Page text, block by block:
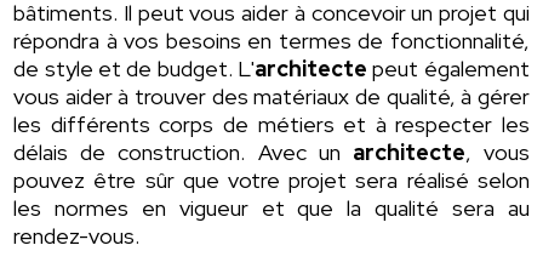
bâtiments. Il peut vous aider à concevoir un projet qui
répondra à vos besoins en termes de fonctionnalité,
de style et de budget. L'architecte peut également
vous aider à trouver des matériaux de qualité, à gérer
les différents corps de métiers et à respecter les
délais de construction. Avec un architecte, vous
pouvez être sûr que votre projet sera réalisé selon
les normes en vigueur et que la qualité sera au
rendez-vous.